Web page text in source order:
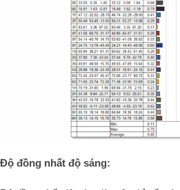
Độ đồng nhất độ sáng: